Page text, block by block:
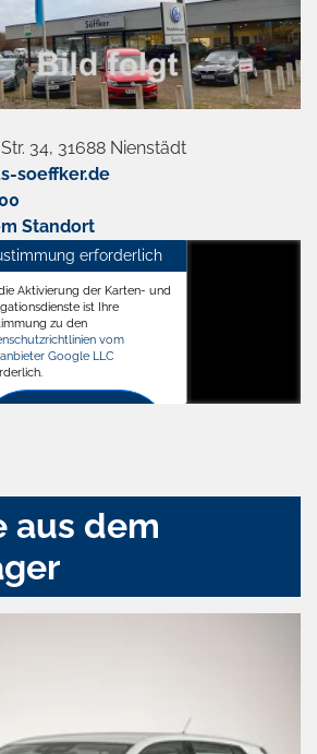
34, 31688 Nienstädt
soeffker.de
Standort
Nienstädt
erforderlich
Aktivierung der Karten- und
ist Ihre
zu den
vom
Google LLC
aus dem